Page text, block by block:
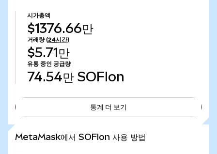
시가총액
$1376.66만
거래량 (24시간)
$5.71만
유통 중인 공급량
74.54만 SOFIon
통계 더 보기
MetaMask에서 SOFIon 사용 방법